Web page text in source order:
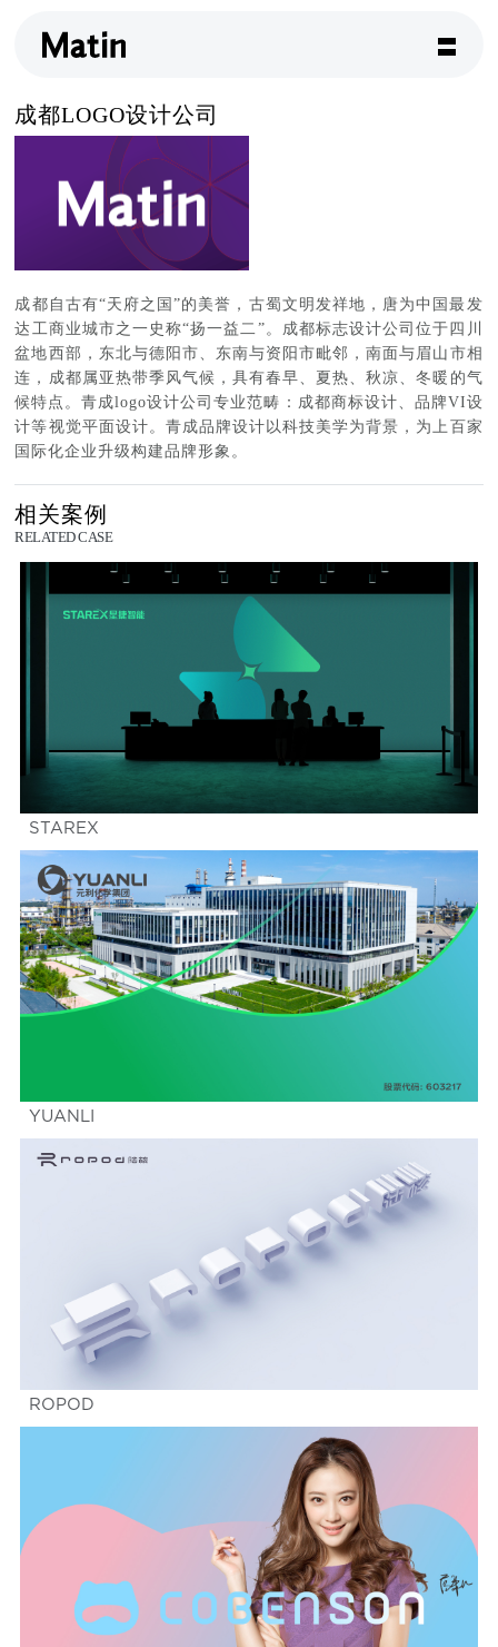
成都LOGO设计公司
成都自古有“天府之国”的美誉，古蜀文明发祥地，唐为中国最发
达工商业城市之一史称“扬一益二”。成都标志设计公司位于四川
盆地西部，东北与德阳市、东南与资阳市毗邻，南面与眉山市相
连，成都属亚热带季风气候，具有春早、夏热、秋凉、冬暖的气
候特点。青成logo设计公司专业范畴：成都商标设计、品牌VI设
计等视觉平面设计。青成品牌设计以科技美学为背景，为上百家
国际化企业升级构建品牌形象。
相关案例
RELATED CASE
STAREX
YUANLI
ROPOD